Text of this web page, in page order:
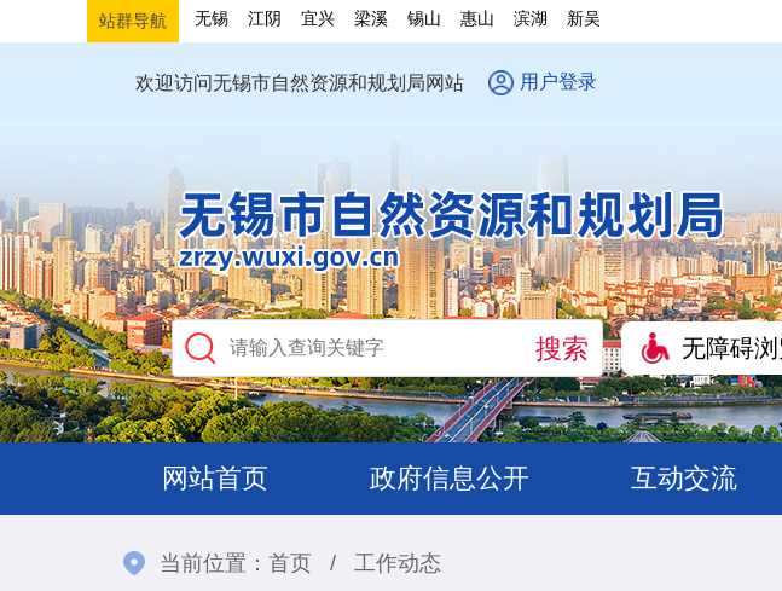
站群导航 无锡 江阴 宜兴 梁溪 锡山 惠山 滨湖 新吴
欢迎访问无锡市自然资源和规划局网站 用户登录
无障碍
网站首页 政府信息公开 互动交流
当前位置： 首页 / 工作动态